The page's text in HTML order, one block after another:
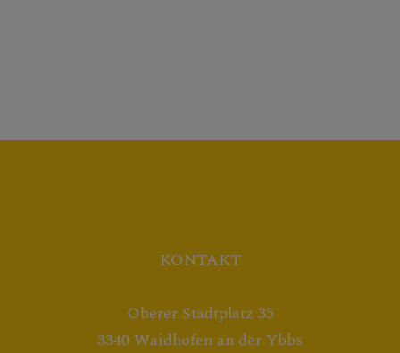
KONTAKT
Oberer Stadtplatz 35
3340 Waidhofen an der Ybbs